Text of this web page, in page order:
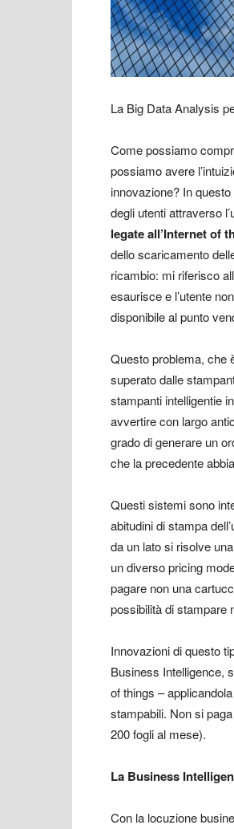
La Big Data Analysis
Come possiamo
possiamo avere
innovazione? In
degli utenti attraverso
legate all’Internet of
dello scaricamento
ricambio: mi riferisco
esaurisce e l’utente
disponibile al punto
Questo problema, che
superato dalle
stampantiintelligentie
avvertire con largo
grado di generare un
che la precedente
Questi sistemi sono
abitudini di stampa
da un lato si risolve
un diverso pricing
pagare non una
possibilità di stampare
Innovazioni di questo
Business Intelligence,
of things –
stampabili. Non si
200 fogli al mese).
La Business
Con la locuzione